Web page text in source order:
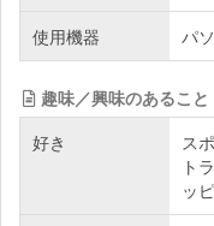
使用機器 パ
趣味／興味のあること
好き
ス
ト
ッ